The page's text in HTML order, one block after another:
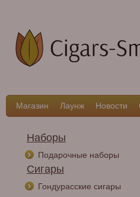
Магазин Лаунж Новости
Наборы
Подарочные наборы
Сигары
Гондурасские сигары